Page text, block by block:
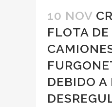
10 NOV
FLOTA DE
DEBIDO A